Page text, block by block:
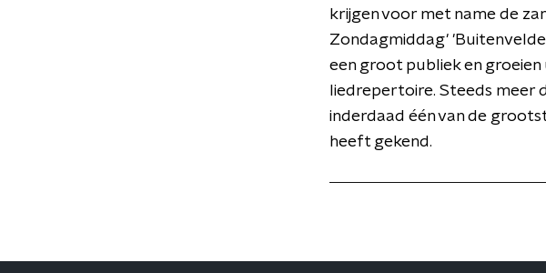
krijgen voor met name de
Zondagmiddag'
een groot publiek en
liedrepertoire. Steeds meer
inderdaad één van de
heeft gekend.